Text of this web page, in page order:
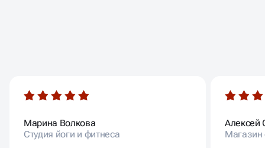
Марина Волкова
Студия йоги и фитнеса
Алексей
Магазин